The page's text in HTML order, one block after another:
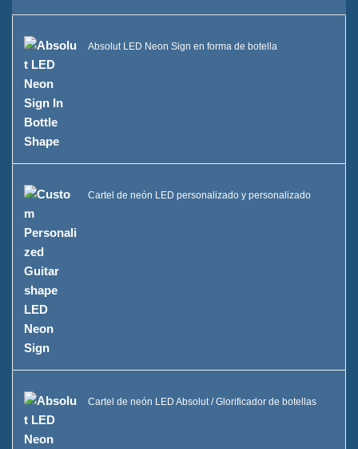
Absolut LED Neon Sign en forma de botella
Cartel de neón LED personalizado y personalizado
Cartel de neón LED Absolut / Glorificador de botellas